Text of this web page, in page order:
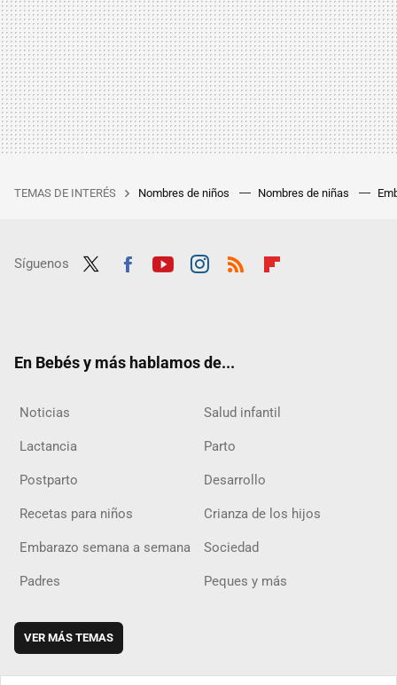
TEMAS DE INTERÉS Nombres de niños Nombres de niñas
Síguenos
En Bebés y más hablamos de...
Noticias Salud infantil
Lactancia Parto
Postparto Desarrollo
Recetas para niños Crianza de los hijos
Embarazo semana a semana Sociedad
Padres Peques y más
VER MÁS TEMAS